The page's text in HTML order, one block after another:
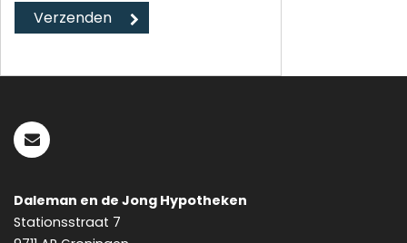
Daleman en de Jong Hypotheken
Stationsstraat 7